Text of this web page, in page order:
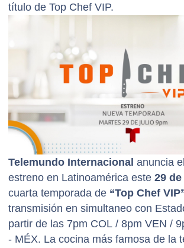
título de Top Chef VIP.
Telemundo Internacional anuncia
estreno en Latinoamérica este 29
cuarta temporada de “Top Chef
transmisión en simultaneo con
partir de las 7pm COL / 8pm VEN /
- MÉX. La cocina más famosa de la